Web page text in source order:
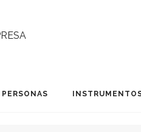
PERSONAS